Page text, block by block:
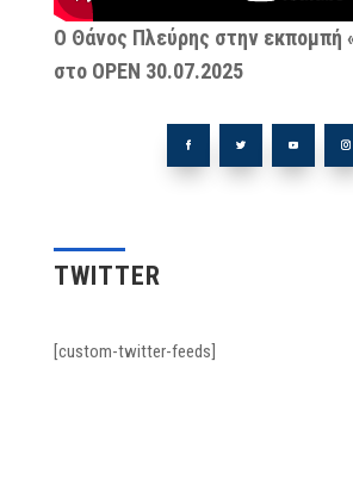
Ο Θάνος Πλεύρης στην εκπομπή
στο OPEN 30.07.2025
TWITTER
[custom-twitter-feeds]